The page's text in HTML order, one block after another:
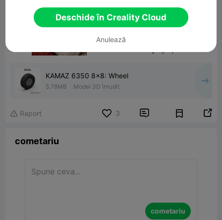
KAMAZ 6350 8x8: Wheel
5.78MB Model 3D înrudit
 Raport 3  
cometariu
cometariu
Deschide în Creality Cloud
Anulează